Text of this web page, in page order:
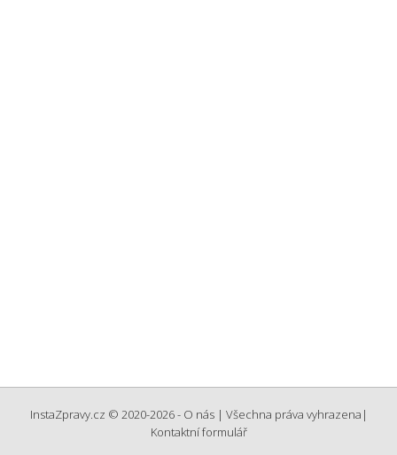
InstaZpravy.cz © 2020-2026 - O nás| Všechna práva vyhrazena |
Kontaktní formulář